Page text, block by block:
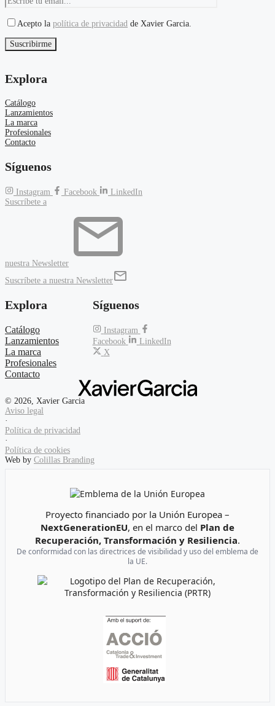
Acepto la política de privacidad de Xavier Garcia.
Explora
Catálogo
Lanzamientos
La marca
Profesionales
Contacto
Síguenos
Instagram Facebook
LinkedIn
Suscríbete a
nuestra Newsletter
Suscríbete a nuestra Newsletter
Explora
Catálogo
Lanzamientos
La marca
Profesionales
Contacto
Síguenos
Instagram
Facebook
LinkedIn
X
© 2026, Xavier Garcia
Aviso legal
·
Política de privacidad
·
Política de cookies
Web by Colillas Branding
Proyecto financiado por la Unión Europea –
NextGenerationEU, en el marco del Plan de
Recuperación, Transformación y Resiliencia.
De conformidad con las directrices de visibilidad y uso del emblema de
la UE.